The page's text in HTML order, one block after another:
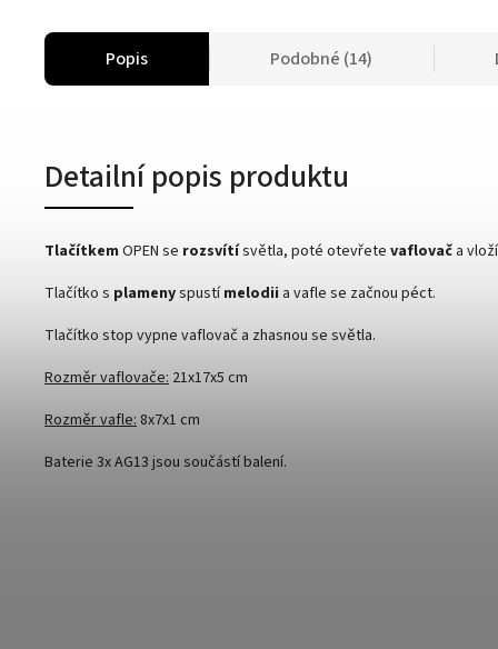
Popis Podobné (14)
Detailní popis produktu
Tlačítkem OPEN se rozsvítísvětla, poté otevřete vaflovač a
Tlačítko s plamenyspustímelodii a vafle se začnou péct.
Tlačítko stop vypne vaflovač a zhasnou se světla.
Rozměr vaflovače: 21x17x5 cm
Rozměr vafle: 8x7x1 cm
Baterie 3x AG13 jsou součástí balení.